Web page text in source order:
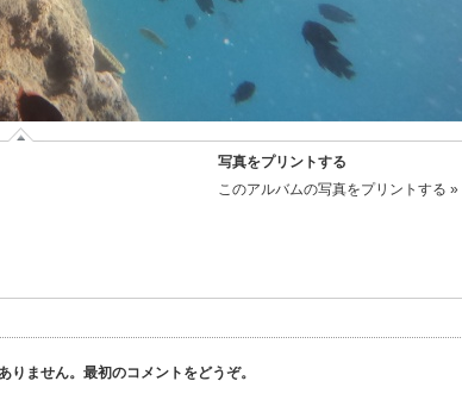
写真をプリントする
このアルバムの写真をプリントする »
りません。最初のコメントをどうぞ。